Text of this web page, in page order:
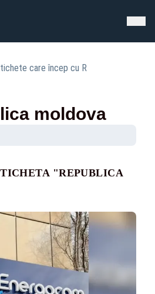
care încep cu R
moldova
"REPUBLICA